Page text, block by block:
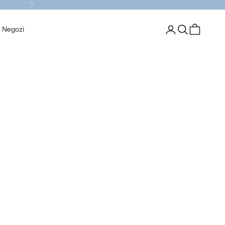
Successivo
Negozi LoginCercaCarrello